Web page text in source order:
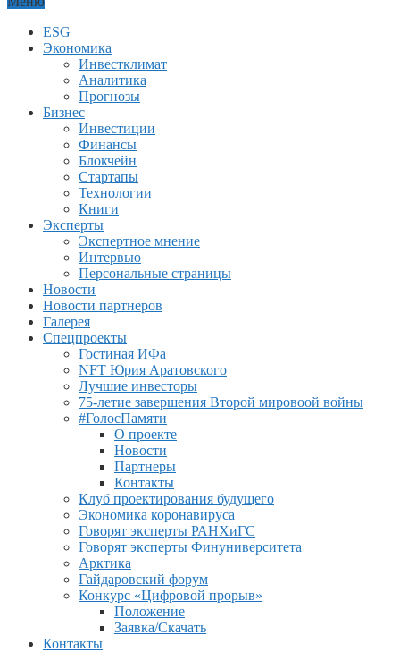
ESG
Экономика
Инвестклимат
Аналитика
Прогнозы
Бизнес
Инвестиции
Финансы
Блокчейн
Стартапы
Технологии
Книги
Эксперты
Экспертное мнение
Интервью
Персональные страницы
Новости
Новости партнеров
Галерея
Спецпроекты
Гостиная ИФа
NFT Юрия Аратовского
Лучшие инвесторы
75-летие завершения Второй мировоой войны
#ГолосПамяти
О проекте
Новости
Партнеры
Контакты
Клуб проектирования будущего
Экономика коронавируса
Говорят эксперты РАНХиГС
Говорят эксперты Финуниверситета
Арктика
Гайдаровский форум
Конкурс «Цифровой прорыв»
Положение
Заявка/Скачать
Контакты